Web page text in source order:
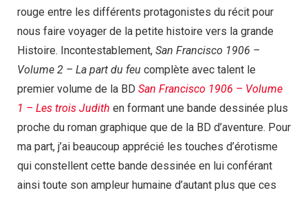
rouge entre les différents protagonistes du récit pour
nous faire voyager de la petite histoire vers la grande
Histoire. Incontestablement, San Francisco 1906 –
Volume 2 – La part du feu complète avec talent le
premier volume de la BD San Francisco 1906 – Volume
1 – Les trois Judith en formant une bande dessinée plus
proche du roman graphique que de la BD d’aventure. Pour
ma part, j’ai beaucoup apprécié les touches d’érotisme
qui constellent cette bande dessinée en lui conférant
ainsi toute son ampleur humaine d’autant plus que ces